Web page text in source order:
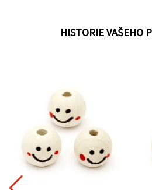
HISTORIE VAŠEHO